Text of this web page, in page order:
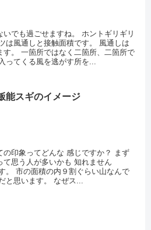
でも過ごせますね。 ホントギリギリ
は風通しと接触面積です。 風通しは
す。 一箇所ではなく二箇所、二箇所で
ってくる風を逃がす所を...
能スギのイメージ
の印象ってどんな 感じですか？ まず
思う人が多いかも 知れません
。 市の面積の内９割ぐらい山なんで
と思います。 なぜス...